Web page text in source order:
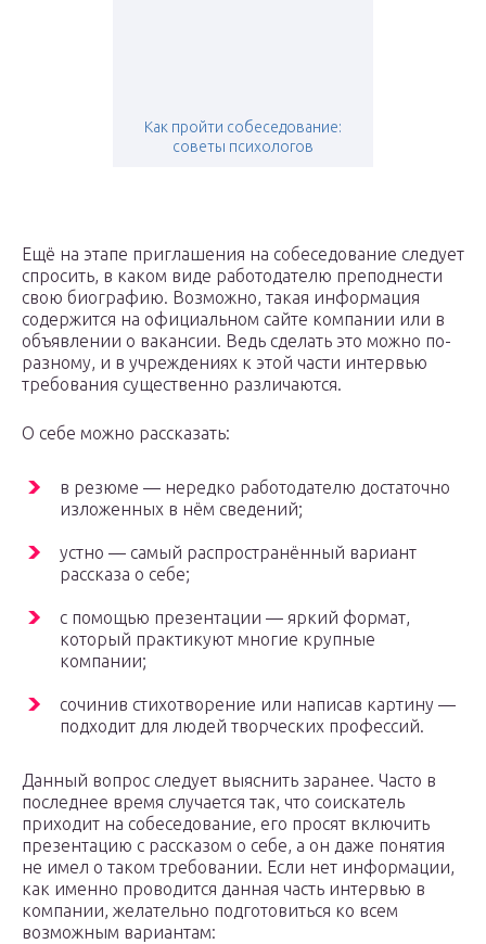
Как пройти собеседование:
советы психологов
Ещё на этапе приглашения на собеседование следует
спросить, в каком виде работодателю преподнести
свою биографию. Возможно, такая информация
содержится на официальном сайте компании или в
объявлении о вакансии. Ведь сделать это можно по-
разному, и в учреждениях к этой части интервью
требования существенно различаются.
О себе можно рассказать:
в резюме — нередко работодателю достаточно
изложенных в нём сведений;
устно — самый распространённый вариант
рассказа о себе;
с помощью презентации — яркий формат,
который практикуют многие крупные
компании;
сочинив стихотворение или написав картину —
подходит для людей творческих профессий.
Данный вопрос следует выяснить заранее. Часто в
последнее время случается так, что соискатель
приходит на собеседование, его просят включить
презентацию с рассказом о себе, а он даже понятия
не имел о таком требовании. Если нет информации,
как именно проводится данная часть интервью в
компании, желательно подготовиться ко всем
возможным вариантам: